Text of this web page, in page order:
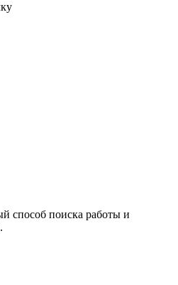
способ поиска работы и